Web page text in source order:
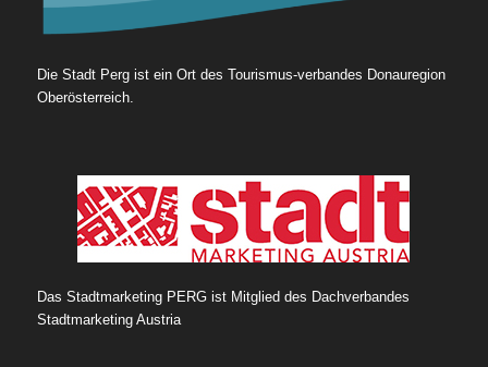
Die Stadt Perg ist ein Ort des Tourismus-verbandes Donauregion
Oberösterreich.
Das Stadtmarketing PERG ist Mitglied des Dachverbandes
Stadtmarketing Austria